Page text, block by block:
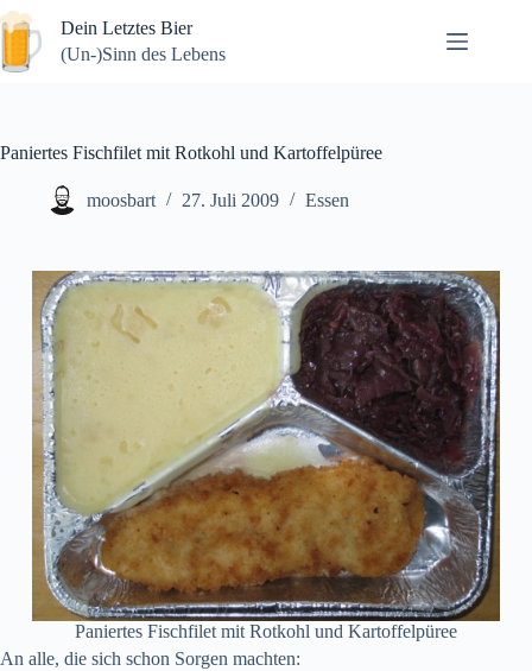
Zum
Inhalt
springen
Dein Letztes Bier
(Un-)Sinn des Lebens
Paniertes Fischfilet mit Rotkohl und Kartoffelpüree
moosbart 27. Juli 2009 Essen
Paniertes Fischfilet mit Rotkohl und Kartoffelpüree
An alle, die sich schon Sorgen machten: